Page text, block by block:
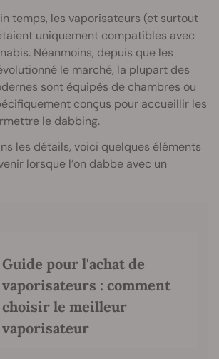
temps, les vaporisateurs (et surtout
uniquement compatibles avec
Néanmoins, depuis que les
le marché, la plupart des
sont équipés de chambres ou
conçus pour accueillir les
le dabbing.
les détails, voici quelques éléments
lorsque l’on dabbe avec un
Guide pour l'achat de
vaporisateurs : comment
choisir le meilleur
vaporisateur